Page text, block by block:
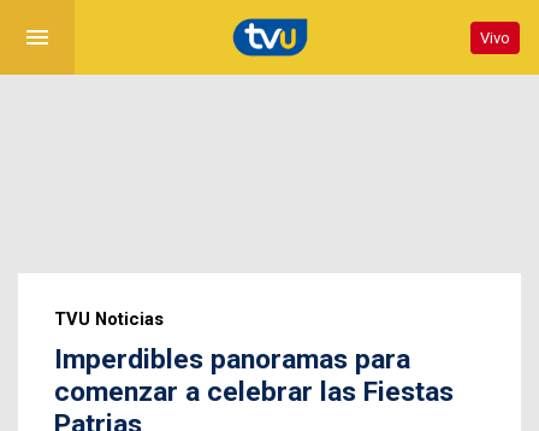
menu Vivo
TVU Noticias
Imperdibles panoramas para
comenzar a celebrar las Fiestas
Patrias